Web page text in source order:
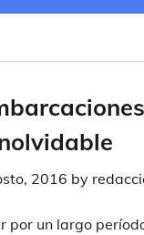
2016 by
por un largo